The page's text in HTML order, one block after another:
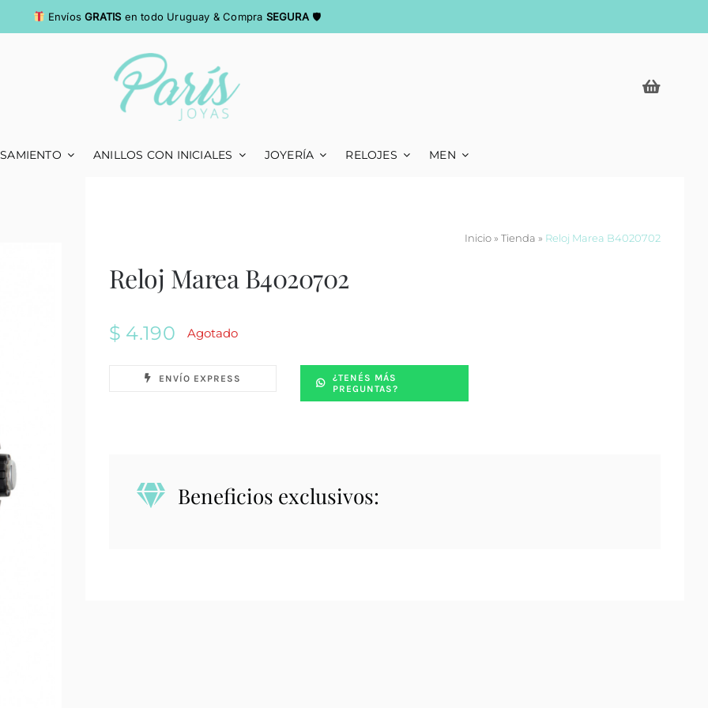
EnvíosGRATIS en todo Uruguay & Compra SEGURA🛡
ANILLOS CON INICIALES JOYERÍA RELOJES MEN
Inicio» Tienda » Reloj Marea B4020702
Reloj Marea B4020702
$ 4.190 Agotado
ENVÍO EXPRESS
¿TENÉS MÁS
PREGUNTAS?
Beneficios exclusivos: